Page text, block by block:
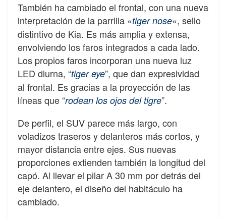
También ha cambiado el frontal, con una nueva
interpretación de la parrilla «tiger nose«, sello
distintivo de Kia. Es más amplia y extensa,
envolviendo los faros integrados a cada lado.
Los propios faros incorporan una nueva luz
LED diurna, “tiger eye”, que dan expresividad
al frontal. Es gracias a la proyección de las
líneas que “rodean los ojos del tigre”.
De perfil, el SUV parece más largo, con
voladizos traseros y delanteros más cortos, y
mayor distancia entre ejes. Sus nuevas
proporciones extienden también la longitud del
capó. Al llevar el pilar A 30 mm por detrás del
eje delantero, el diseño del habitáculo ha
cambiado.